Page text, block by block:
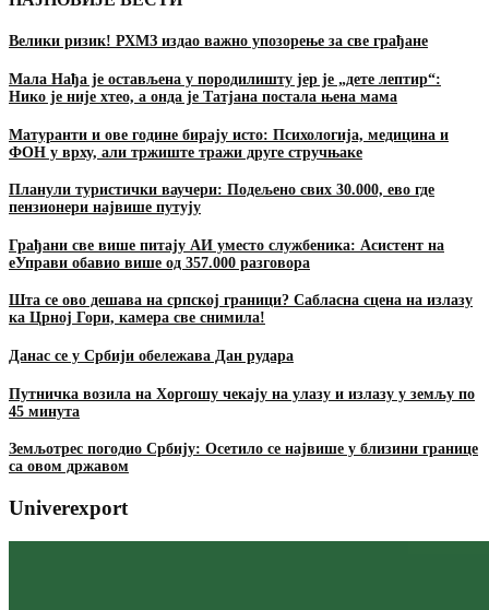
Велики ризик! РХМЗ издао важно упозорење за све грађане
Мала Нађа је остављена у породилишту јер је „дете лептир“:
Нико је није хтео, а онда је Татјана постала њена мама
Матуранти и ове године бирају исто: Психологија, медицина и
ФОН у врху, али тржиште тражи друге стручњаке
Планули туристички ваучери: Подељено свих 30.000, ево где
пензионери највише путују
Грађани све више питају АИ уместо службеника: Асистент на
еУправи обавио више од 357.000 разговора
Шта се ово дешава на српској граници? Сабласна сцена на излазу
ка Црној Гори, камера све снимила!
Данас се у Србији обележава Дан рудара
Путничка возила на Хоргошу чекају на улазу и излазу у земљу по
45 минута
Земљотрес погодио Србију: Осетило се највише у близини границе
са овом државом
Univerexport